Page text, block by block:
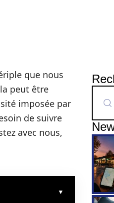
que nous
peut être
imposée par
de suivre
avec nous,